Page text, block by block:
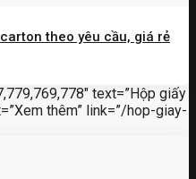
theo yêu cầu, giá rẻ
text=”Hộp giấy
thêm” link=”/hop-giay-